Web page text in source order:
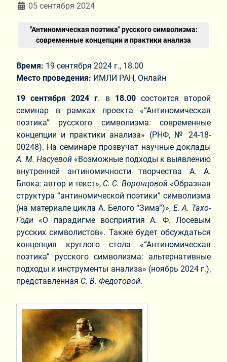
Информация о материале
05 сентября 2024
"Антиномическая поэтика" русского символизма:
современные концепции и практики анализа
Время: 19 сентября 2024 г., 18.00
Место проведения: ИМЛИ РАН, Онлайн
19 сентября 2024 г. в 18.00состоится второй
семинар в рамках проекта «“Антиномическая
поэтика” русского символизма: современные
концепции и практики анализа» (РНФ, № 24-18-
00248). На семинаре прозвучат научные доклады
А. М. Насуевой «Возможные подходы к выявлению
внутренней антиномичности творчества А. А.
Блока: автор и текст», С. С. Воронцовой«Образная
структура “антиномической поэтики” символизма
(на материале цикла А. Белого “Зима”)», Е. А. Тахо-
Годи «О парадигме восприятия А. Ф. Лосевым
русских символистов». Также будет обсуждаться
концепция круглого стола «“Антиномическая
поэтика” русского символизма: альтернативные
подходы и инструменты анализа» (ноябрь 2024 г.),
представленная С. В. Федотовой.